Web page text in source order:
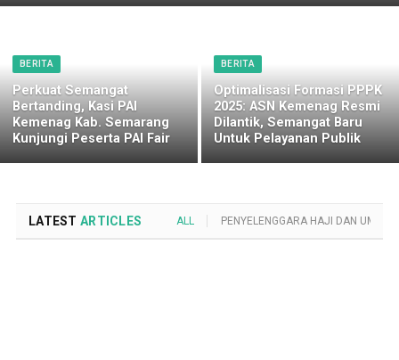
BERITA
Perkuat Semangat
Bertanding, Kasi PAI
Kemenag Kab. Semarang
Kunjungi Peserta PAI Fair
BERITA
Optimalisasi Formasi PPPK
2025: ASN Kemenag Resmi
Dilantik, Semangat Baru
Untuk Pelayanan Publik
LATEST ARTICLES ALL PENYELENGGARA HAJI DAN UMROH